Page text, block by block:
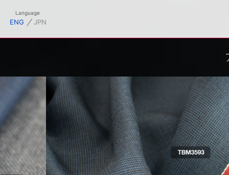
Language
ENG ⁄ JPN
ィシャルサイト